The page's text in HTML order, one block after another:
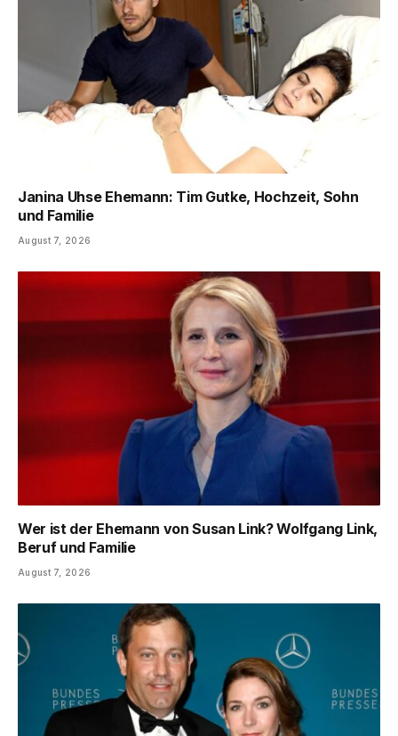
Janina Uhse Ehemann: Tim Gutke, Hochzeit, Sohn
und Familie
August 7, 2026
Wer ist der Ehemann von Susan Link? Wolfgang Link,
Beruf und Familie
August 7, 2026